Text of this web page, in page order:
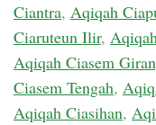
Ciantra, Aqiqah
Ciaruteun Ilir,
Aqiqah Ciasem
Ciasem Tengah,
Aqiqah Ciasihan,